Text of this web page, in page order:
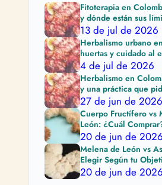
Fitoterapia en
y dónde están sus
13 de jul de 2026
Herbalismo urbano
huertas y cuidado al
4 de jul de 2026
Herbalismo en
y una práctica que
27 de jun de 2026
Cuerpo Fructífero vs
León: ¿Cuál
20 de jun de 2026
Melena de León vs
Elegir Según tu
20 de jun de 2026